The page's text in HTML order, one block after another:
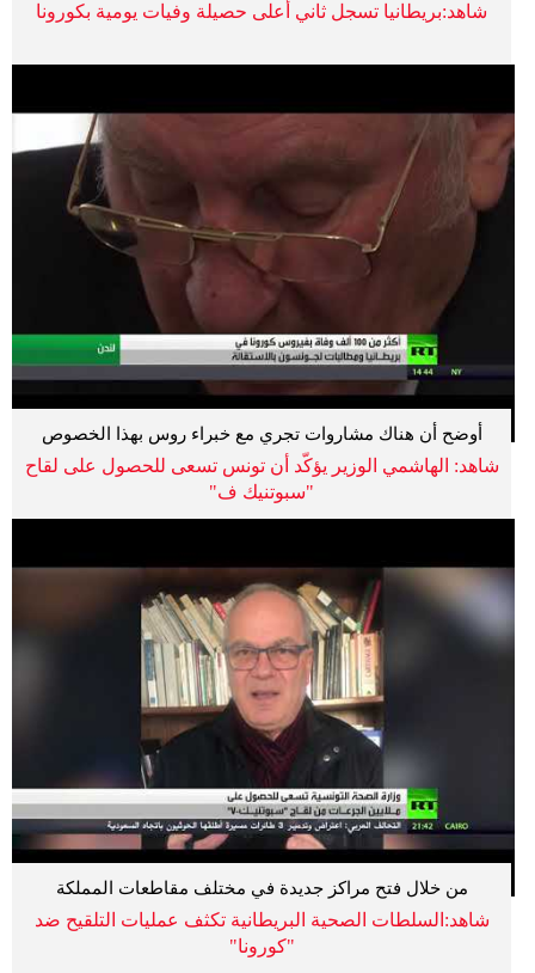
شاهد:بريطانيا تسجل ثاني أعلى حصيلة وفيات يومية بكورونا
أوضح أن هناك مشاروات تجري مع خبراء روس بهذا الخصوص
شاهد: الهاشمي الوزير يؤكّد أن تونس تسعى للحصول على لقاح
"سبوتنيك ف"
من خلال فتح مراكز جديدة في مختلف مقاطعات المملكة
شاهد:السلطات الصحية البريطانية تكثف عمليات التلقيح ضد
"كورونا"